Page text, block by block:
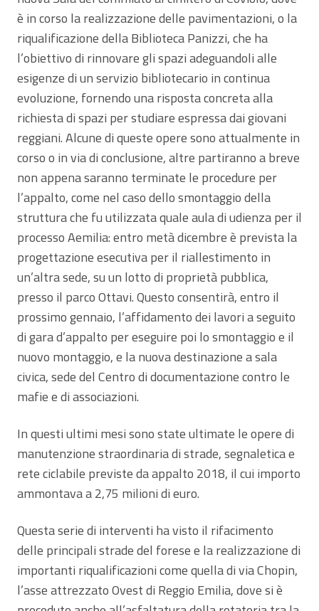
è in corso la realizzazione delle pavimentazioni, o la
riqualificazione della Biblioteca Panizzi, che ha
l’obiettivo di rinnovare gli spazi adeguandoli alle
esigenze di un servizio bibliotecario in continua
evoluzione, fornendo una risposta concreta alla
richiesta di spazi per studiare espressa dai giovani
reggiani. Alcune di queste opere sono attualmente in
corso o in via di conclusione, altre partiranno a breve
non appena saranno terminate le procedure per
l’appalto, come nel caso dello smontaggio della
struttura che fu utilizzata quale aula di udienza per il
processo Aemilia: entro metà dicembre è prevista la
progettazione esecutiva per il riallestimento in
un’altra sede, su un lotto di proprietà pubblica,
presso il parco Ottavi. Questo consentirà, entro il
prossimo gennaio, l’affidamento dei lavori a seguito
di gara d’appalto per eseguire poi lo smontaggio e il
nuovo montaggio, e la nuova destinazione a sala
civica, sede del Centro di documentazione contro le
mafie e di associazioni.
In questi ultimi mesi sono state ultimate le opere di
manutenzione straordinaria di strade, segnaletica e
rete ciclabile previste da appalto 2018, il cui importo
ammontava a 2,75 milioni di euro.
Questa serie di interventi ha visto il rifacimento
delle principali strade del forese e la realizzazione di
importanti riqualificazioni come quella di via Chopin,
l’asse attrezzato Ovest di Reggio Emilia, dove si è